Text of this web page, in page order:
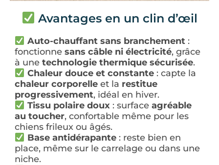
Avantages en un clin d’œil
Auto-chauffant sans branchement:
fonctionne sans câble ni électricité, grâce
à une technologie thermique sécurisée.
Chaleur douce et constante: capte la
chaleur corporelle et la restitue
progressivement, idéal en hiver.
Tissu polaire doux: surface agréable
au toucher, confortable même pour les
chiens frileux ou âgés.
Base antidérapante: reste bien en
place, même sur le carrelage ou dans une
niche.